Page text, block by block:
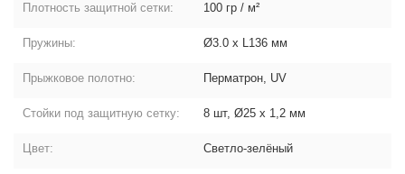
Плотность защитной сетки: 100 гр / м²
Пружины: Ø3.0 х L136 мм
Прыжковое полотно: Перматрон, UV
Стойки под защитную сетку: 8 шт, Ø25 х 1,2 мм
Цвет: Светло-зелёный